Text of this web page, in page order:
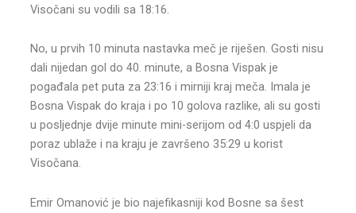
Visočani su vodili sa 18:16.
No, u prvih 10 minuta nastavka meč je riješen. Gosti nisu
dali nijedan gol do 40. minute, a Bosna Vispak je
pogađala pet puta za 23:16 i mirniji kraj meča. Imala je
Bosna Vispak do kraja i po 10 golova razlike, ali su gosti
u posljednje dvije minute mini-serijom od 4:0 uspjeli da
poraz ublaže i na kraju je završeno 35:29 u korist
Visočana.
Emir Omanović je bio najefikasniji kod Bosne sa šest